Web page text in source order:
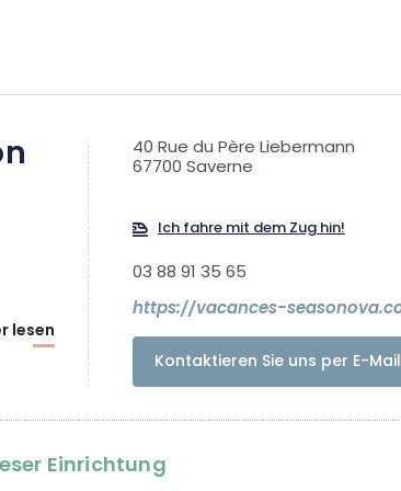
lesen
40 Rue du Père Liebermann
67700 Saverne
Ich fahre mit dem Zug hin!
03 88 91 35 65
Kontaktieren Sie uns per E-Mail
Einrichtung